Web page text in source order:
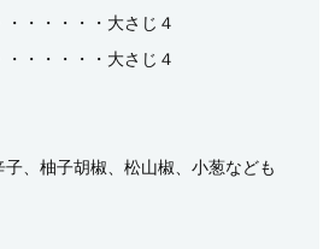
・・・・・大さじ４
・・・・・大さじ４
、柚子胡椒、松山椒、小葱なども